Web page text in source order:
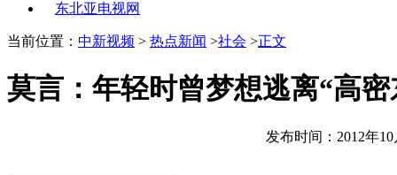
东北亚电视网
当前位置： 中新视频 > 热点新闻 >社会 >正文
莫言：年轻时曾梦想逃离“高密
发布时间：2012年10